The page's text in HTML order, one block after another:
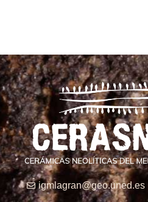
igmlagran@geo.uned.es